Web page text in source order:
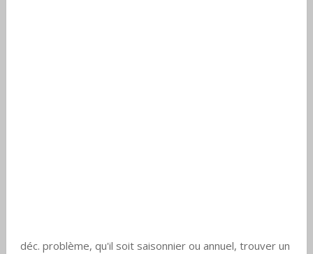
déc. problème, qu'il soit saisonnier ou annuel, trouver un